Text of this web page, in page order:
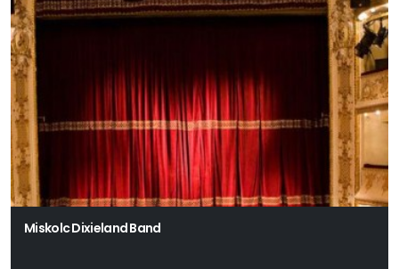
Miskolc Dixieland Band